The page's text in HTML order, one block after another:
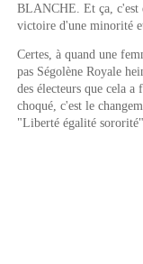
BLANCHE. Et ça, c'est
victoire d'une minorité
Certes, à quand une
pas Ségolène Royale
des électeurs que cela
choqué, c'est le
"Liberté égalité